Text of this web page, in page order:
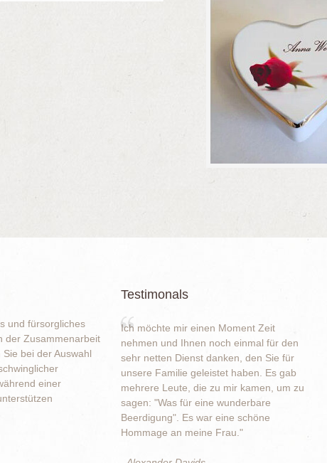
und fürsorgliches
der Zusammenarbeit
bei der Auswahl
einer
Testimonals
Ich möchte mir einen Moment Zeit
nehmen und Ihnen noch einmal für den
sehr netten Dienst danken, den Sie für
unsere Familie geleistet haben. Es gab
mehrere Leute, die zu mir kamen, um zu
sagen: "Was für eine wunderbare
Beerdigung". Es war eine schöne
Hommage an meine Frau."